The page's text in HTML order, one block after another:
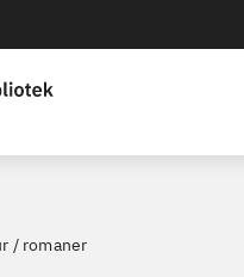
/ romaner